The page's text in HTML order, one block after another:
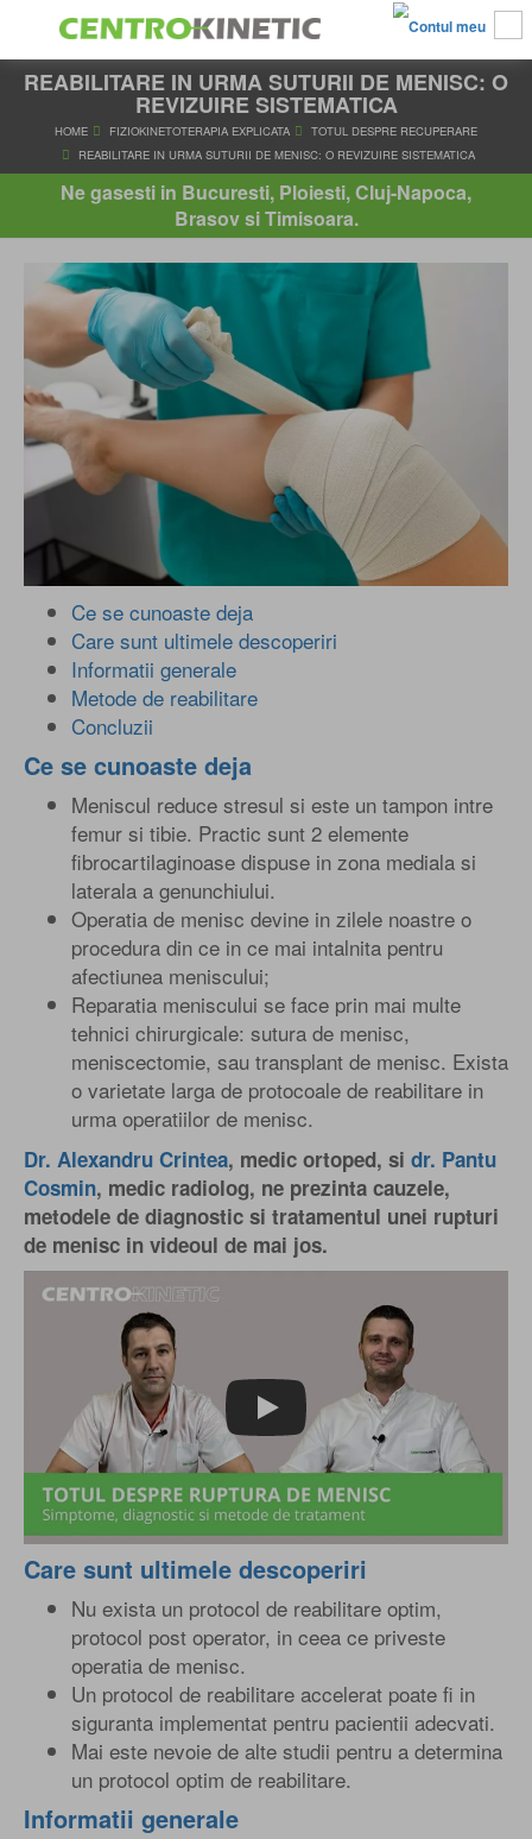
REABILITARE IN URMA SUTURII DE MENISC: O
REVIZUIRE SISTEMATICA
HOME FIZIOKINETOTERAPIA EXPLICATA
TOTUL DESPRE
REABILITARE IN URMA SUTURII DE MENISC: O REVIZUIRE
Ne gasesti in Bucuresti, Ploiesti, Cluj-Napoca,
Brasov si Timisoara.
Ce se cunoaste deja
Care sunt ultimele descoperiri
Informatii generale
Metode de reabilitare
Concluzii
Ce se cunoaste deja
Meniscul reduce stresul si este un tampon intre
femur si tibie. Practic sunt 2 elemente
fibrocartilaginoase dispuse in zona mediala si
laterala a genunchiului.
Operatia de menisc devine in zilele noastre o
procedura din ce in ce mai intalnita pentru
afectiunea meniscului;
Reparatia meniscului se face prin mai multe
tehnici chirurgicale: sutura de menisc,
meniscectomie, sau transplant de menisc. Exista
o varietate larga de protocoale de reabilitare in
urma operatiilor de menisc.
Dr. Alexandru Crintea, medic ortoped, si dr. Pantu
Cosmin, medic radiolog, ne prezinta cauzele,
metodele de diagnostic si tratamentul unei rupturi
de menisc in videoul de mai jos.
Play
Care sunt ultimele descoperiri
Nu exista un protocol de reabilitare optim,
protocol post operator, in ceea ce priveste
operatia de menisc.
Un protocol de reabilitare accelerat poate fi in
siguranta implementat pentru pacientii adecvati.
Mai este nevoie de alte studii pentru a determina
un protocol optim de reabilitare.
Informatii generale